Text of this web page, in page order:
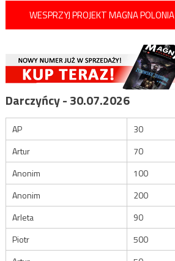
WESPRZYJ PROJEKT MAGNA POLONIA
Darczyńcy - 30.07.2026
AP
30
Artur
70
Anonim
100
Anonim
200
Arleta
90
Piotr
500